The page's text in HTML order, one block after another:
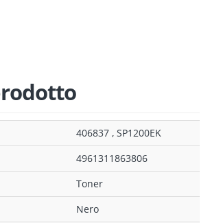
406837 , SP1200EK
4961311863806
Toner
Nero